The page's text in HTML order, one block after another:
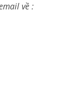
về :